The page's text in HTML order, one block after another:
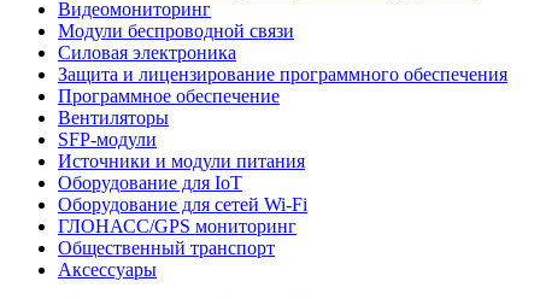
Видеомониторинг
Модули беспроводной связи
Силовая электроника
Защита и лицензирование программного обеспечения
Программное обеспечение
Вентиляторы
SFP-модули
Источники и модули питания
Оборудование для IoT
Оборудование для сетей Wi-Fi
ГЛОНАСС/GPS мониторинг
Общественный транспорт
Аксессуары